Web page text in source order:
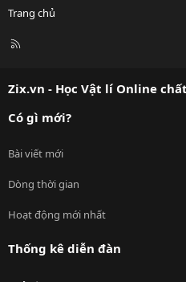
Trang chủ
R
Zix.vn - Học Vật lí Online
Có gì mới?
Bài viết mới
Dòng thời gian
Hoạt động mới nhất
Thống kê diễn đàn